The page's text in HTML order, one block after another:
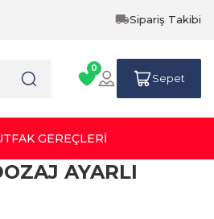
Sipariş Takibi
0
Sepet
GEREÇLERİ
AYARLI